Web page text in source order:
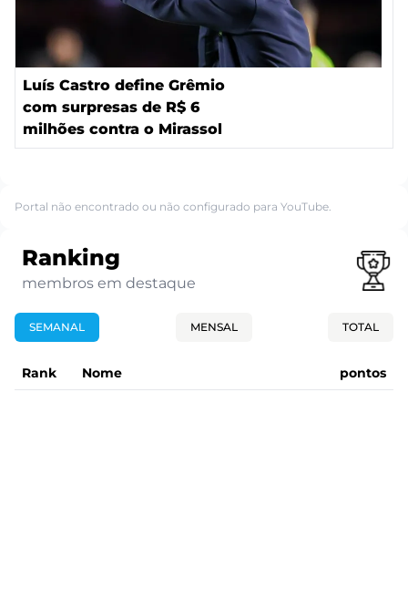
Luís Castro define Grêmio
com surpresas de R$ 6
milhões contra o Mirassol
Portal não encontrado ou não configurado para YouTube.
Ranking
membros em destaque
SEMANAL MENSAL TOTAL
Rank Nome pontos